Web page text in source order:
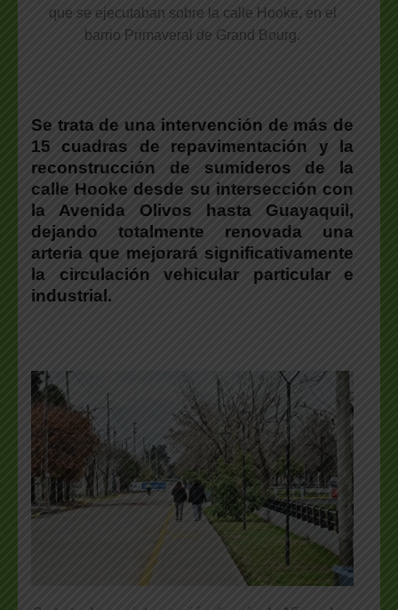
que se ejecutaban sobre la calle Hooke, en el
barrio Primaveral de Grand Bourg.
Se trata de una intervención de más de
15 cuadras de repavimentación y la
reconstrucción de sumideros de la
calle Hooke desde su intersección con
la Avenida Olivos hasta Guayaquil,
dejando totalmente renovada una
arteria que mejorará significativamente
la circulación vehicular particular e
industrial.